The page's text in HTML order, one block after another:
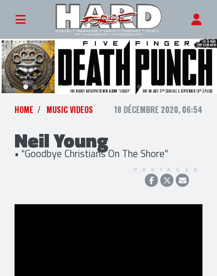
HOME MUSIC VIDEOS 18 DÉCEMBRE 2020, 06:54
Neil Young
• "Goodbye Christians On The Shore"
PARTAGER